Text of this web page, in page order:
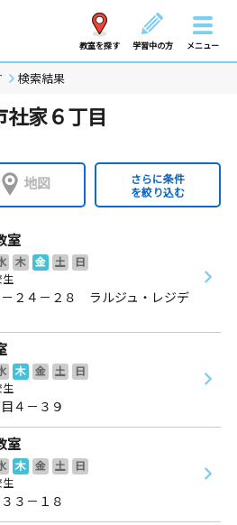
教室を探す 学習中の方 メニュー
検索結果
家６丁目
地図
さらに条件
を絞り込む
室
木 金 土
日
生
２４－２８ ラルジュ・レジデ
木 金 土
日
生
４－３９
室
木 金 土
日
生
３－１８